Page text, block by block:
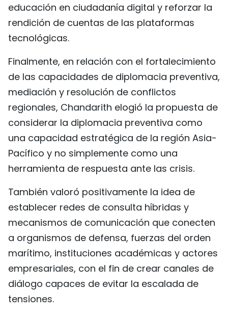
educación en ciudadanía digital y reforzar la
rendición de cuentas de las plataformas
tecnológicas.
Finalmente, en relación con el fortalecimiento
de las capacidades de diplomacia preventiva,
mediación y resolución de conflictos
regionales, Chandarith elogió la propuesta de
considerar la diplomacia preventiva como
una capacidad estratégica de la región Asia-
Pacífico y no simplemente como una
herramienta de respuesta ante las crisis.
También valoró positivamente la idea de
establecer redes de consulta híbridas y
mecanismos de comunicación que conecten
a organismos de defensa, fuerzas del orden
marítimo, instituciones académicas y actores
empresariales, con el fin de crear canales de
diálogo capaces de evitar la escalada de
tensiones.